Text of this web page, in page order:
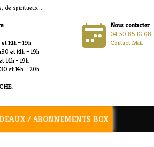
de spiritueux ...
14h – 19h
et 14h – 19h
14h – 19h
et 14h – 20h
Nous contacter
04 50 85 16 68
Contact Mail
/ ABONNEMENTS BOX